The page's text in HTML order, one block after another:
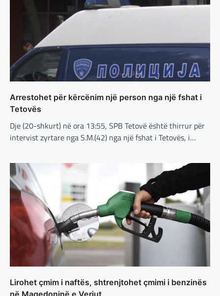
Arrestohet për kërcënim një person nga një fshat i
Tetovës
Dje (20-shkurt) në ora 13:55, SPB Tetovë është thirrur për
intervist zyrtare nga S.M.(42) nga një fshat i Tetovës, i…
Lirohet çmim i naftës, shtrenjtohet çmimi i benzinës
BOTA,LAJME,MISTER,RAJONI,SPECIALE
Çka ndodhë tash pas
ushtarake për Ukrainën nga
Trump
adminadmin March 4, 2025
Pas takimit të liderëve evropianë në Londër,
plan paqeje për luftën në Ukrainë, të…
MË TË FUNDIT,MISTER,RAJONI,SPECIALE,
TOP
ushtarake, kryeministri i
Ukrainës: Të vendosur për
vazhdimin e bashkëpunimit me
SHBA!
adminadmin March 4, 2025
Kryeministri i Ukrainës thotë se vendi i tij
është absolutisht i vendosur të vazhdojë
bashkëpunimin e saj me Shtetet e…
MË TË FUNDIT
Erdogan: Izraeli nuk do të gjejë